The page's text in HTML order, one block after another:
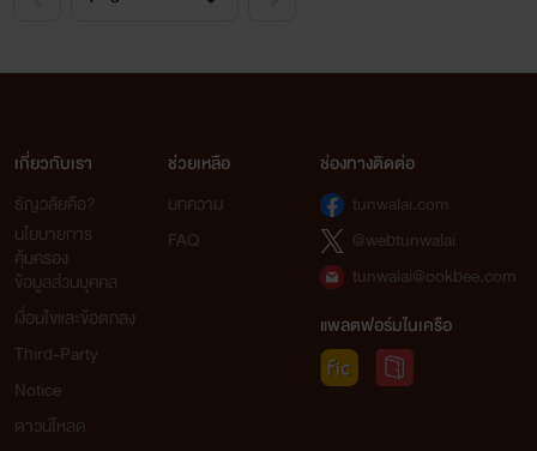
เกี่ยวกับเรา
ธัญวลัยคือ?
นโยบายการ
คุ้มครอง
ข้อมูลส่วนบุคคล
เงื่อนไขและข้อตกลง
Third-Party
Notice
ดาวน์โหลด
ช่วยเหลือ
บทความ
FAQ
ช่องทางติดต่อ
tunwalai.com
@webtunwalai
tunwalai@ookbee.com
แพลตฟอร์มในเครือ